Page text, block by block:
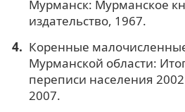
Мурманск: Мурманское
издательство, 1967.
Коренные
Мурманской области:
переписи населения
2007.